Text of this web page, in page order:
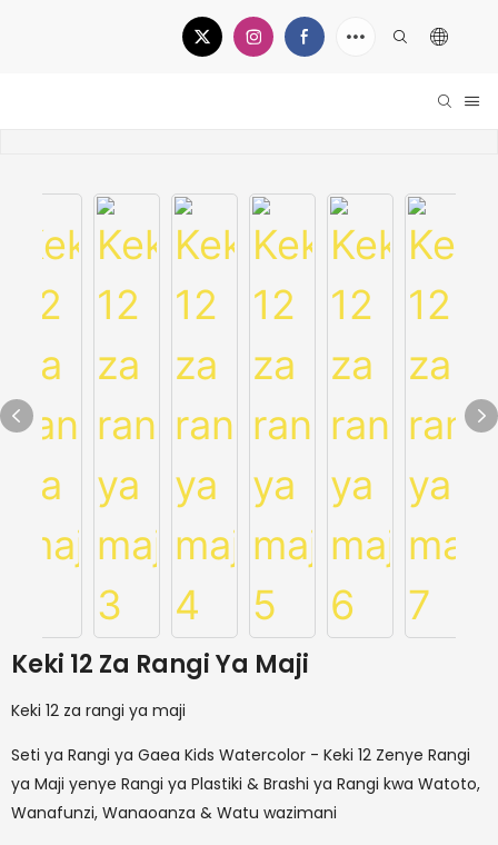
Keki 12 Za Rangi Ya Maji
Keki 12 za rangi ya maji
Seti ya Rangi ya Gaea Kids Watercolor - Keki 12 Zenye Rangi
ya Maji yenye Rangi ya Plastiki & Brashi ya Rangi kwa Watoto,
Wanafunzi, Wanaoanza & Watu wazimani